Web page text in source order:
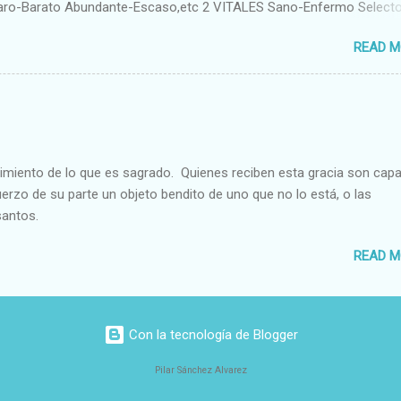
Barato Abundante-Escaso,etc 2 VITALES Sano-Enfermo
b) Morales Bueno-malo Bondadoso-malvado Justo-Injusto
d) Estéticos Bello-Feo Gracioso-Tosco Elegante-
Santo-Pr...
READ
de lo que es sagrado. Quienes reciben esta gracia son
de su parte un objeto bendito de uno que no lo está, o las
READ
Con la tecnología de Blogger
Pilar Sánchez Alvarez